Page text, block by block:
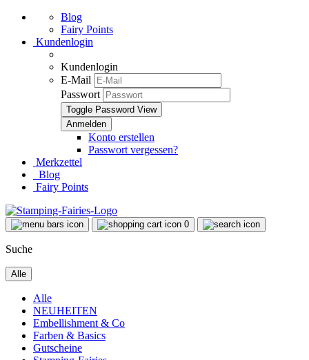
Blog
Fairy Points
Kundenlogin
Kundenlogin
E-Mail
Passwort
Toggle Password View
Konto erstellen
Passwort vergessen?
Merkzettel
Blog
Fairy Points
0
Suche
Alle
Alle
NEUHEITEN
Embellishment & Co
Farben & Basics
Gutscheine